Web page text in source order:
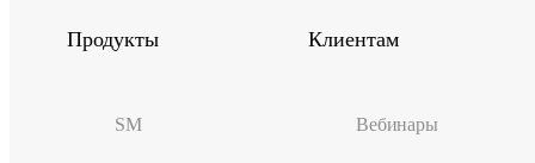
Продукты
SM
Клиентам
Вебинары